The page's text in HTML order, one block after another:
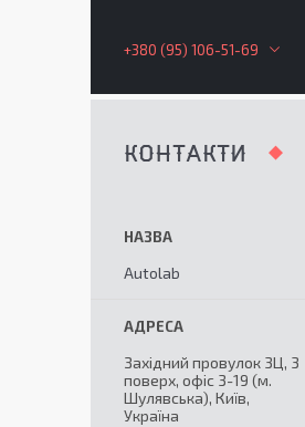
+380 (95) 106-51-69
КОНТАКТИ
Autolab
Західний провулок 3Ц, 3
поверх, офіс 3-19 (м.
Шулявська), Київ,
Україна